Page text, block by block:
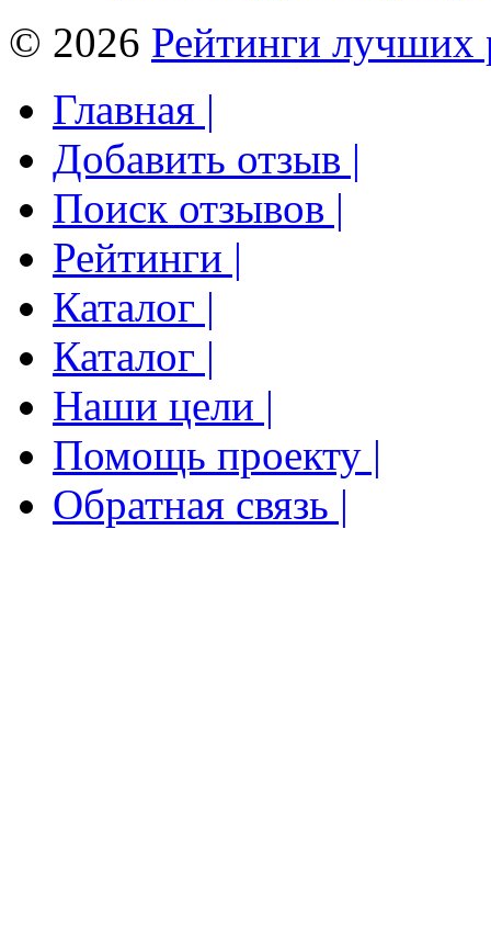
© 2026 Рейтинги лучших
Главная |
Добавить отзыв |
Поиск отзывов |
Рейтинги |
Каталог |
Каталог |
Наши цели |
Помощь проекту |
Обратная связь |